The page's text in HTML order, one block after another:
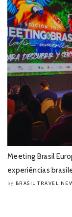
Meeting Brasil
experiências
by BRASIL TRAVEL